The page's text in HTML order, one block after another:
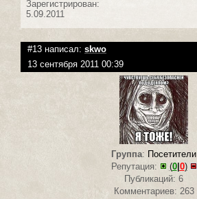
Зарегистрирован:
5.09.2011
#13 написал: skwo
13 сентября 2011 00:39
Группа: Посетители
Репутация:
(0|0)
Публикаций: 6
Комментариев: 263